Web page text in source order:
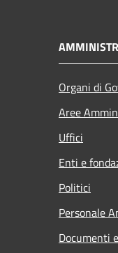
Organi di
Aree
Uffici
Enti e
Politici
Personale
Documenti